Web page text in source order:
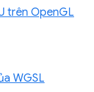
trên OpenGL
WGSL